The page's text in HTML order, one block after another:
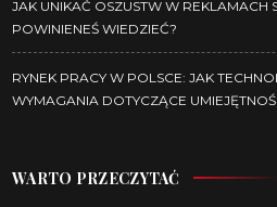
JAK UNIKAĆ OSZUSTW W REKLAMACH
POWINIENEŚ WIEDZIEĆ?
RYNEK PRACY W POLSCE: JAK
WYMAGANIA DOTYCZĄCE
WARTO PRZECZYTAĆ